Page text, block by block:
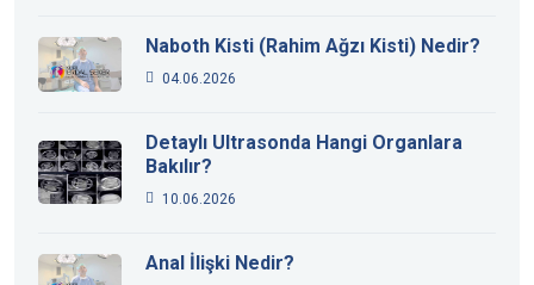
Naboth Kisti (Rahim Ağzı Kisti) Nedir?
04.06.2026
Detaylı Ultrasonda Hangi Organlara
Bakılır?
10.06.2026
Anal İlişki Nedir?